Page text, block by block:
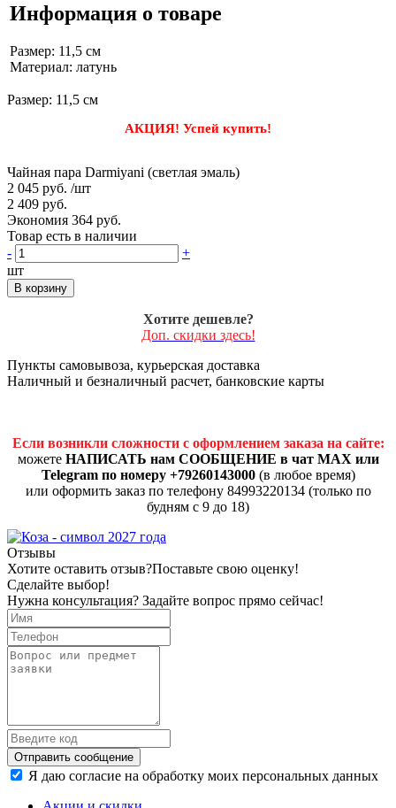
Информация о товаре
Размер: 11,5 см
Материал: латунь
Размер: 11,5 см
АКЦИЯ! Успей купить!
Чайная пара Darmiyani (светлая эмаль)
2 045 руб. /шт
2 409 руб.
Экономия 364 руб.
Товар есть в наличии
-
+
шт
В корзину
Хотите дешевле?
Доп. скидки здесь!
Пункты самовывоза, курьерская доставка
Наличный и безналичный расчет, банковские карты
Если возникли сложности с оформлением заказа на сайте:
можете НАПИСАТЬ нам СООБЩЕНИЕ в чат MAX или
Telegram по номеру +79260143000(в любое время)
или оформить заказ по телефону 84993220134 (только по
будням с 9 до 18)
Отзывы
Хотите оставить отзыв?Поставьте свою оценку!
Сделайте выбор!
Нужна консультация? Задайте вопрос прямо сейчас!
Отправить сообщение
Я даю согласие на обработку моих персональных данных